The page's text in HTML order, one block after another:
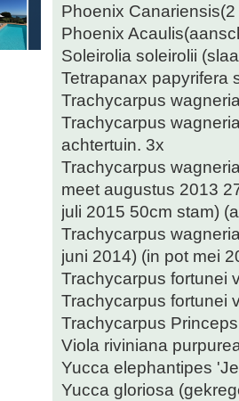
Phoenix
Phoenix
Soleirolia soleirolii
Tetrapanax papyrifera
Trachycarpus
Trachycarpus
achtertuin. 3x
Trachycarpus
meet augustus 2013
juli 2015 50cm stam)
Trachycarpus
juni 2014) (in pot mei
Trachycarpus fortunei
Trachycarpus fortunei
Trachycarpus
Viola riviniana
Yucca elephantipes
Yucca gloriosa